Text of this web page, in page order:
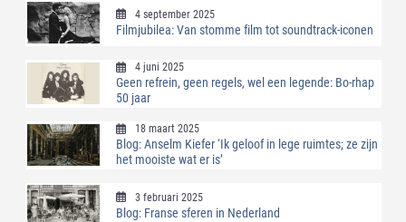
4 september 2025
Filmjubilea: Van stomme film tot soundtrack-iconen
4 juni 2025
Geen refrein, geen regels, wel een legende: Bo-rhap
50 jaar
18 maart 2025
Blog: Anselm Kiefer ‘Ik geloof in lege ruimtes; ze zijn
het mooiste wat er is’
3 februari 2025
Blog: Franse sferen in Nederland